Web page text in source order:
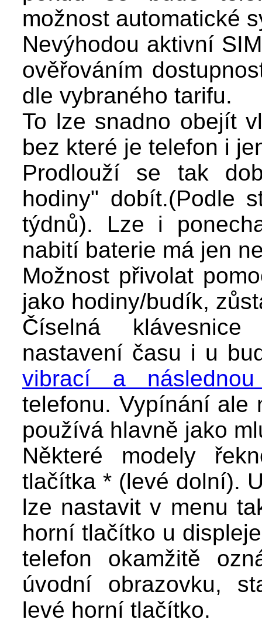
možnost automatické
Nevýhodou aktivní
ověřováním
dle vybraného tarifu.
To lze snadno obejít
bez které je telefon i
Prodlouží se tak
hodiny" dobít.(Podle
týdnů). Lze i
nabití baterie má jen
Možnost přivolat
jako hodiny/budík,
Číselná
nastavení času i u
vibrací a
telefonu. Vypínání ale
používá hlavně jako
Některé modely
tlačítka * (levé dolní).
lze nastavit v menu
horní tlačítko u
telefon okamžitě
úvodní obrazovku,
levé horní tlačítko.